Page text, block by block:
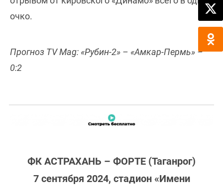
очко.
Прогноз TV Mag: «Рубин-2» – «Амкар-Пермь» –
0:2
ФК АСТРАХАНЬ – ФОРТЕ (Таганрог)
7 сентября 2024, стадион «Имени